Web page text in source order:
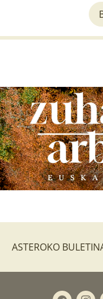
ASTEROKO